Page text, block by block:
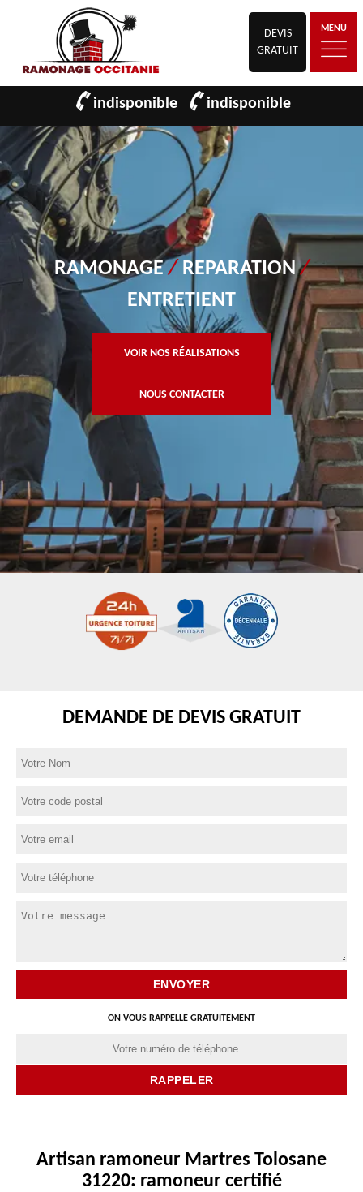
DEVIS
GRATUIT
MENU
indisponible indisponible
RAMONAGE/ REPARATION/
ENTRETIENT
VOIR NOS RÉALISATIONS
NOUS CONTACTER
DEMANDE DE DEVIS GRATUIT
ON VOUS RAPPELLE GRATUITEMENT
Artisan ramoneur Martres Tolosane
31220: ramoneur certifié